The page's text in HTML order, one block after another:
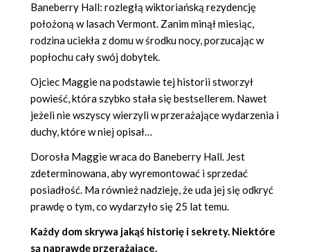
Baneberry Hall: rozległą wiktoriańską rezydencję
położoną w lasach Vermont. Zanim minął miesiąc,
rodzina uciekła z domu w środku nocy, porzucając w
popłochu cały swój dobytek.
Ojciec Maggie na podstawie tej historii stworzył
powieść, która szybko stała się bestsellerem. Nawet
jeżeli nie wszyscy wierzyli w przerażające wydarzenia i
duchy, które w niej opisał…
Dorosła Maggie wraca do Baneberry Hall. Jest
zdeterminowana, aby wyremontować i sprzedać
posiadłość. Ma również nadzieję, że uda jej się odkryć
prawdę o tym, co wydarzyło się 25 lat temu.
Każdy dom skrywa jakąś historię i sekrety. Niektóre
są naprawdę przerażające.